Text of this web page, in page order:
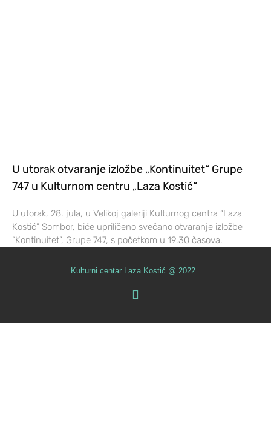
U utorak otvaranje izložbe „Kontinuitet“ Grupe
747 u Kulturnom centru „Laza Kostić“
U utorak, 28. jula, u Velikoj galeriji Kulturnog centra “Laza
Kostić” Sombor, biće upriličeno svečano otvaranje izložbe
“Kontinuitet”, Grupe 747, s početkom u 19.30 časova.
Kulturni centar Laza Kostić @ 2022..